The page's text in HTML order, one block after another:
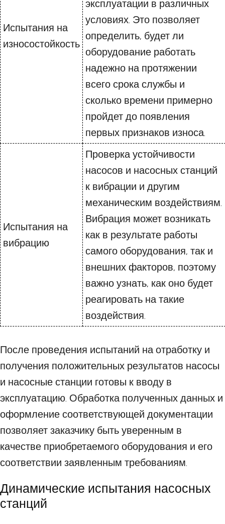
Испытания на
износостойкость
эксплуатации в различных
условиях. Это позволяет
определить, будет ли
оборудование работать
надежно на протяжении
всего срока службы и
сколько времени примерно
пройдет до появления
первых признаков износа.
Испытания на
вибрацию
Проверка устойчивости
насосов и насосных станций
к вибрации и другим
механическим воздействиям.
Вибрация может возникать
как в результате работы
самого оборудования, так и
внешних факторов, поэтому
важно узнать, как оно будет
реагировать на такие
воздействия.
После проведения испытаний на отработку и
получения положительных результатов насосы
и насосные станции готовы к вводу в
эксплуатацию. Обработка полученных данных и
оформление соответствующей документации
позволяет заказчику быть уверенным в
качестве приобретаемого оборудования и его
соответствии заявленным требованиям.
Динамические испытания насосных
станций